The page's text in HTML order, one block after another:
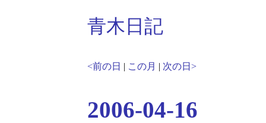
青木日記
<前の日 | この月 | 次の日>
2006-04-16